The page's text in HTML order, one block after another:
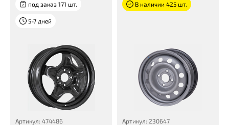
под заказ 171 шт.
5-7 дней
Артикул: 474486
В наличии 425 шт.
Артикул: 230647